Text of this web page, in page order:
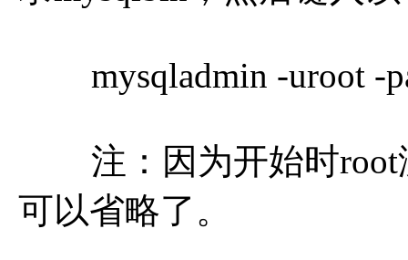
mysqladmin -uroot -
注：因为开始时root
可以省略了。